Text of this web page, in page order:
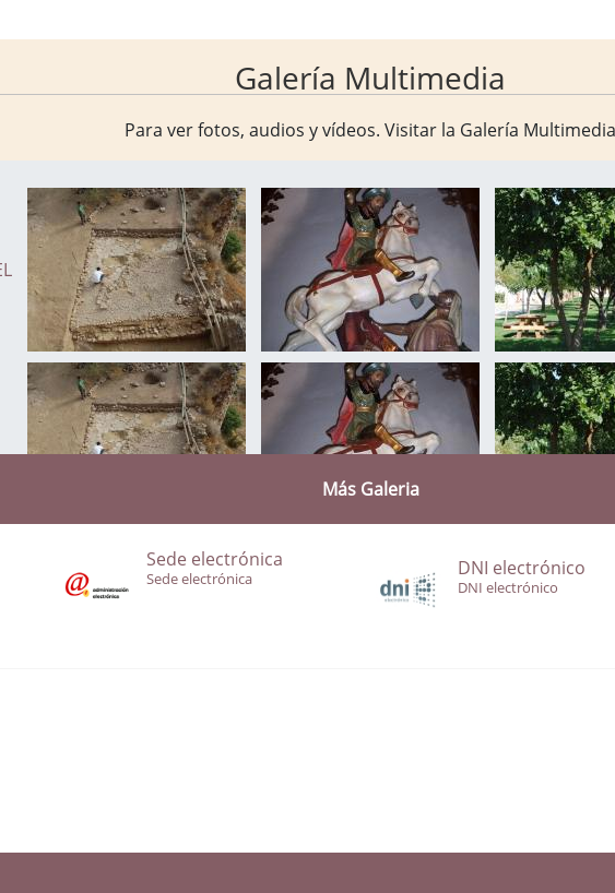
Galería Multimedia
Para ver fotos, audios y vídeos. Visitar la Galería Multimedia
Más Galeria
Sede electrónica
Sede electrónica DNI electrónico
DNI electrónico